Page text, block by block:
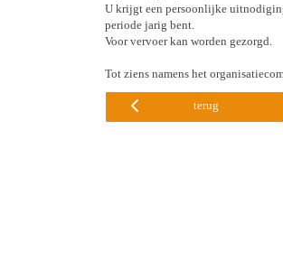
U krijgt een persoonlijke
periode jarig bent.
Voor vervoer kan worden gezorgd.
Tot ziens namens het
terug